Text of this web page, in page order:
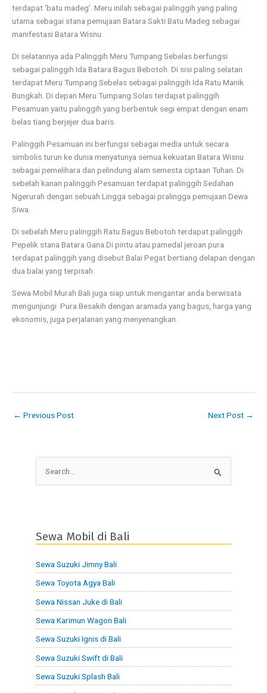
c
f
o
r
:
Sewa Mobil di Bali
Sewa Suzuki Jimny Bali
Sewa Toyota Agya Bali
Sewa Nissan Juke di Bali
Sewa Karimun Wagon Bali
Sewa Suzuki Ignis di Bali
Sewa Suzuki Swift di Bali
Sewa Suzuki Splash Bali
terdapat ‘batu madeg’. Meru inilah sebagai palinggih yang paling
utama sebagai stana pemujaan Batara Sakti Batu Madeg sebagai
manifestasi Batara Wisnu.
Di selatannya ada Palinggih Meru Tumpang Sebelas berfungsi
sebagai palinggih Ida Batara Bagus Bebotoh. Di sisi paling selatan
terdapat Meru Tumpang Sebelas sebagai palinggih Ida Ratu Manik
Bungkah. Di depan Meru Tumpang Solas terdapat palinggih
Pesamuan yaitu palinggih yang berbentuk segi empat dengan enam
belas tiang berjejer dua baris.
Palinggih Pesamuan ini berfungsi sebagai media untuk secara
simbolis turun ke dunia menyatunya semua kekuatan Batara Wisnu
sebagai pemelihara dan pelindung alam semesta ciptaan Tuhan. Di
sebelah kanan palinggih Pesamuan terdapat palinggih Sedahan
Ngerurah dengan sebuah Lingga sebagai pralingga pemujaan Dewa
Siwa.
Di sebelah Meru palinggih Ratu Bagus Bebotoh terdapat palinggih
Pepelik stana Batara Gana.Di pintu atau pamedal jeroan pura
terdapat palinggih yang disebut Balai Pegat bertiang delapan dengan
dua balai yang terpisah
Sewa Mobil Murah Bali juga siap untuk mengantar anda berwisata
mengunjungi Pura Besakih dengan aramada yang bagus, harga yang
ekonomis, juga perjalanan yang menyenangkan.
← Previous Post Next Post →